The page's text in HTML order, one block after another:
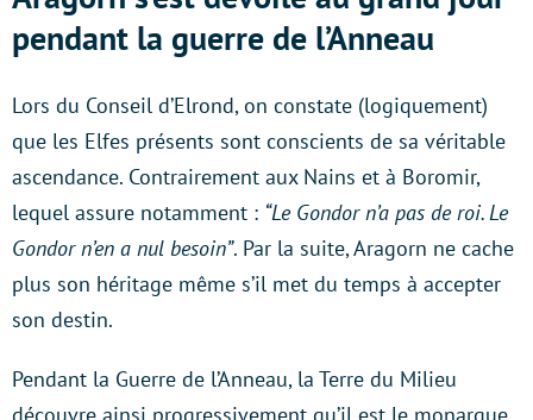
pendant la guerre de l’Anneau
Lors du Conseil d’Elrond, on constate (logiquement)
que les Elfes présents sont conscients de sa véritable
ascendance. Contrairement aux Nains et à Boromir,
lequel assure notamment : “Le Gondor n’a pas de roi. Le
Gondor n’en a nul besoin”. Par la suite, Aragorn ne cache
plus son héritage même s’il met du temps à accepter
son destin.
Pendant la Guerre de l’Anneau, la Terre du Milieu
découvre ainsi progressivement qu’il est le monarque